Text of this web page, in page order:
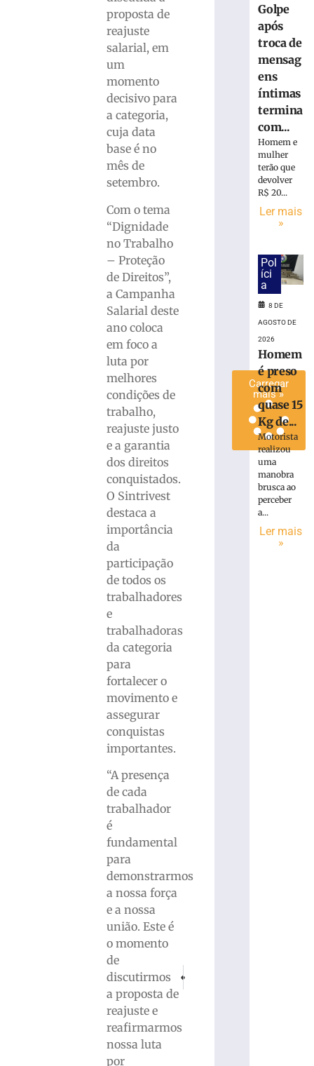
proposta de
reajuste
salarial, em
um
momento
decisivo para
a categoria,
cuja data
base é no
mês de
setembro.
Com o tema
“Dignidade
no Trabalho
– Proteção
de Direitos”,
a Campanha
Salarial deste
ano coloca
em foco a
luta por
melhores
condições de
trabalho,
reajuste justo
e a garantia
dos direitos
conquistados.
O Sintrivest
destaca a
importância
da
participação
de todos os
trabalhadores
e
trabalhadoras
da categoria
para
fortalecer o
movimento e
assegurar
conquistas
importantes.
“A presença
de cada
trabalhador
é
fundamental
para
demonstrarmos
a nossa força
e a nossa
união. Este é
o momento
de
discutirmos
a proposta de
reajuste e
reafirmarmos
nossa luta
por
Paróquia Santa Teresinha comemora
agosto
inclui
honorários
base
Simples
Carregar
mais »
Golpe
após
troca de
mensag
ens
íntimas
termina
com...
Homem e
mulher
terão que
devolver
R$ 20...
Ler mais
»
Pol
íci
a
8 DE
AGOSTO DE
2026
Homem
é preso
com
quase 15
Kg de...
Motorista
realizou
uma
manobra
brusca ao
perceber
a...
Ler mais
»